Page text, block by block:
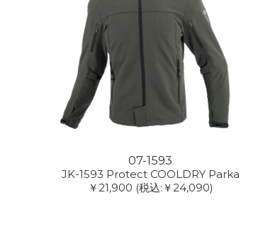
07-1593
JK-1593 Protect COOLDRY Parka
￥21,900 (税込:￥24,090)